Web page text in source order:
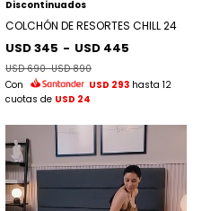
Discontinuados
COLCHÓN DE RESORTES CHILL 24
USD 345 - USD 445
USD 690-USD 890
Con
USD 293 hasta 12
cuotas de USD 24